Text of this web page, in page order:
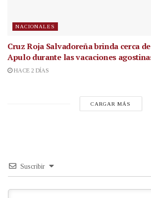
NACIONALES
Cruz Roja Salvadoreña brinda cerca
Apulo durante las vacaciones
HACE 2 DÍAS
CARGAR MÁS
Suscribir